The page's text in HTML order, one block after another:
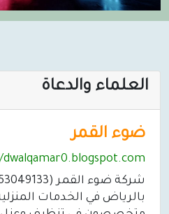
العلماء والدعاة
ضوء القمر
بالرياض في الخدمات